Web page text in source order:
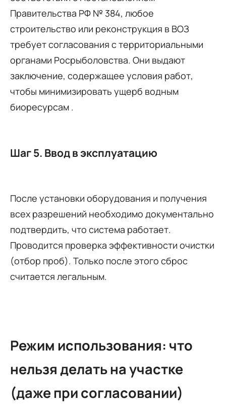
Правительства РФ № 384, любое
строительство или реконструкция в ВОЗ
требует согласования с территориальными
органами Росрыболовства. Они выдают
заключение, содержащее условия работ,
чтобы минимизировать ущерб водным
биоресурсам .
Шаг 5. Ввод в эксплуатацию
После установки оборудования и получения
всех разрешений необходимо документально
подтвердить, что система работает.
Проводится проверка эффективности очистки
(отбор проб). Только после этого сброс
считается легальным.
Режим использования: что
нельзя делать на участке
(даже при согласовании)